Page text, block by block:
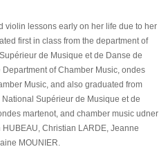
violin lessons early on her life due to her
first in class from the department of
de Musique et de Danse de
of Chamber Music, ondes
Music, and also graduated from
Supérieur de Musique et de
martenot, and chamber music udner
Christian LARDE, Jeanne
MOUNIER.